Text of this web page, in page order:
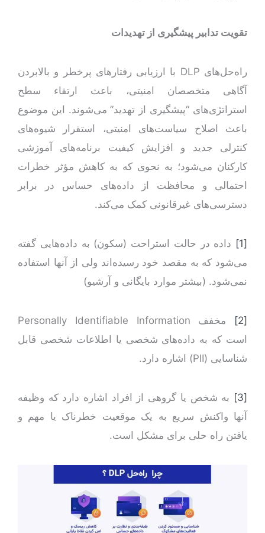
تقویت تدابیر پیشگیری از تهدیدات
راه‌حل‌های DLP با ارزیابی رفتارهای پرخطر و بالابردن
آگاهی متخصصان امنیتی، باعث ارتقاء سطح
استراتژی‌های “پیشگیری از تهدید” می‌شوند. این موضوع
باعث اصلاح سیاست‌های امنیتی، استقرار شیوه‌های
کنترلی جدید و افزایش کیفیت برنامه‌های آموزشی
کارکنان می‌شود؛ به نحوی که به کاهش مؤثر خطرات
احتمالی و محافظت از داده‌های حساس در برابر
دسترسی‌های غیرقانونی کمک می‌کند.
[1]
داده در حالت استراحت (سکون) به داده‌هایی گفته
می‌شود که به مقصد خود رسیده‌اند ولی از آنها استفاده
نمی‌شود. (بیشتر موارد بایگانی و آرشیو)
[2]
مخفف Personally Identifiable Information
است که به داده‌های شخصی یا اطلاعات شخصی قابل
شناسایی (PII) اشاره دارد.
[3]
به شخص یا گروهی از افراد اشاره دارد که وظیفه
آنها واکنش سریع به یک موقعیت خطرناک یا مهم و
یافتن راه حلی برای مشکل است.